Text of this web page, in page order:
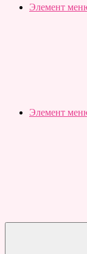
Slubovju.ru
Бесплатные
Элемент
Элемент